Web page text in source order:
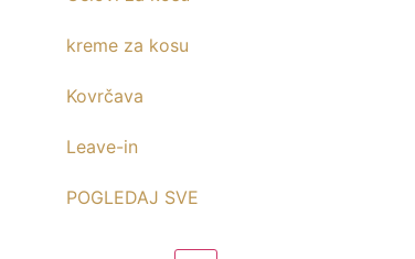
kreme za kosu
Kovrčava
Leave-in
POGLEDAJ SVE